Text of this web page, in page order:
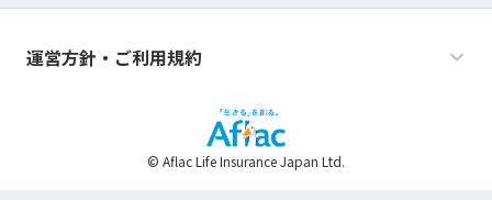
和歌山県
山口県
高知県
熊本県
運営方針・ご利用規約
© Aflac Life Insurance Japan Ltd.